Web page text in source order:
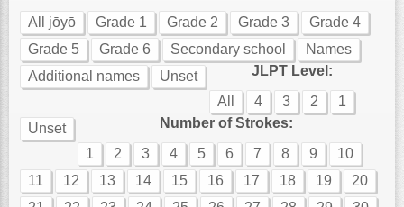
All jōyō
Grade 1 Grade 2 Grade 3
Grade 4
Grade 5
Grade 6 Secondary school
Names
Additional names
Unset
JLPT Level:
All
4 3 2
1
Unset
Number of Strokes:
1
2 3 4 5 6 7 8 9
10
11
12 13 14 15 16 17 18 19
20